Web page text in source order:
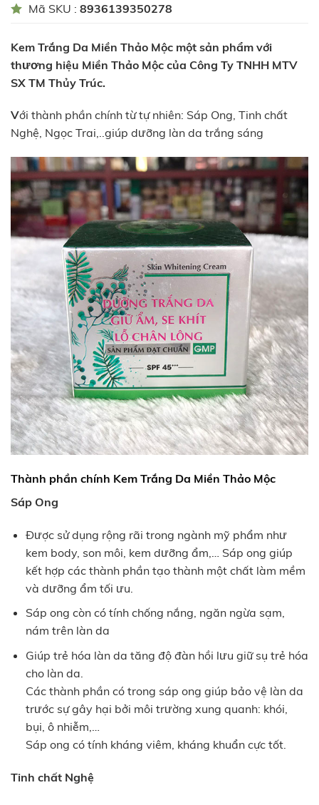
Mã SKU : 8936139350278
Kem Trắng Da Miền Thảo Mộc một sản phẩm với
thương hiệu Miền Thảo Mộc của Công Ty TNHH MTV
SX TM Thủy Trúc.
Với thành phần chính từ tự nhiên: Sáp Ong, Tinh chất
Nghệ, Ngọc Trai,..giúp dưỡng làn da trắng sáng
Thành phần chính Kem Trắng Da Miền Thảo Mộc
Sáp Ong
Được sử dụng rộng rãi trong ngành mỹ phẩm như
kem body, son môi, kem dưỡng ẩm,… Sáp ong giúp
kết hợp các thành phần tạo thành một chất làm mềm
và dưỡng ẩm tối ưu.
Sáp ong còn có tính chống nắng, ngăn ngừa sạm,
nám trên làn da
Giúp trẻ hóa làn da tăng độ đàn hồi lưu giữ sụ trẻ hóa
cho làn da.
Các thành phần có trong sáp ong giúp bảo vệ làn da
trước sự gây hại bởi môi trường xung quanh: khói,
bụi, ô nhiễm,…
Sáp ong có tính kháng viêm, kháng khuẩn cực tốt.
Tinh chất Nghệ